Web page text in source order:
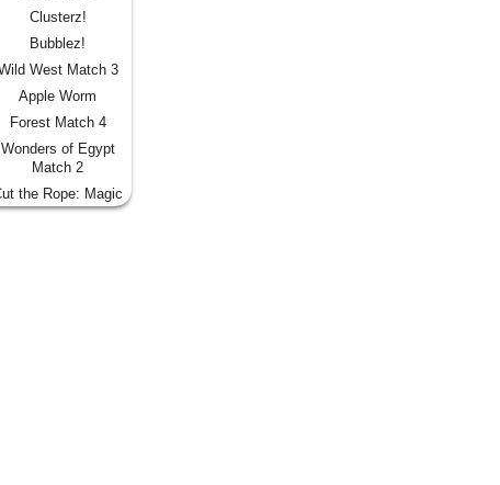
Clusterz!
Bubblez!
West Match 3
Apple Worm
Forest Match 4
Wonders of Egypt
Match 2
the Rope: Magic